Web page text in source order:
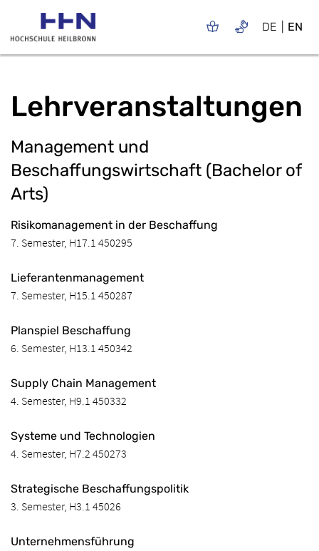
DE EN
Lehrveranstaltungen
Management und
Beschaffungswirtschaft (Bachelor of
Arts)
Risikomanagement in der Beschaffung
7. Semester, H17.1 450295
Lieferantenmanagement
7. Semester, H15.1 450287
Planspiel Beschaffung
6. Semester, H13.1 450342
Supply Chain Management
4. Semester, H9.1 450332
Systeme und Technologien
4. Semester, H7.2 450273
Strategische Beschaffungspolitik
3. Semester, H3.1 45026
Unternehmensführung